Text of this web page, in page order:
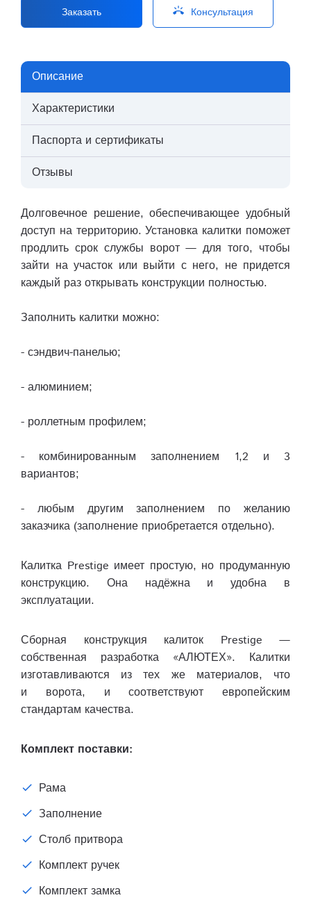
Заказать ring_volume Консультация
Описание
Характеристики
Паспорта и сертификаты
Отзывы
Долговечное решение, обеспечивающее удобный
доступ на территорию. Установка калитки поможет
продлить срок службы ворот — для того, чтобы
зайти на участок или выйти с него, не придется
каждый раз открывать конструкции полностью.
Заполнить калитки можно:
- сэндвич-панелью;
- алюминием;
- роллетным профилем;
- комбинированным заполнением 1,2 и 3
вариантов;
- любым другим заполнением по желанию
заказчика (заполнение приобретается отдельно).
Калитка Prestige имеет простую, но продуманную
конструкцию. Она надёжна и удобна в
эксплуатации.
Сборная конструкция калиток Prestige —
собственная разработка «АЛЮТЕХ». Калитки
изготавливаются из тех же материалов, что
и ворота, и соответствуют европейским
стандартам качества.
Комплект поставки:
Рама
Заполнение
Столб притвора
Комплект ручек
Комплект замка